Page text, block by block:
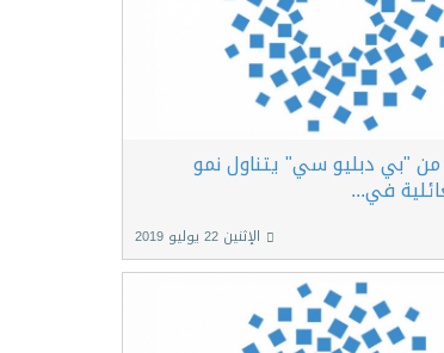
"بي دبليو سي" يتناول نمو
في...
الإثنين 22 يوليو 2019